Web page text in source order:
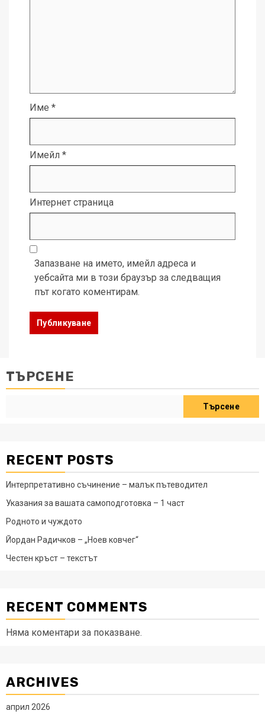
Име *
Имейл *
Интернет страница
Запазване на името, имейл адреса и
уебсайта ми в този браузър за следващия
път когато коментирам.
ТЪРСЕНЕ
Търсене
RECENT POSTS
Интерпретативно съчинение – малък пътеводител
Указания за вашата самоподготовка – 1 част
Родното и чуждото
Йордан Радичков – „Ноев ковчег“
Честен кръст – текстът
RECENT COMMENTS
Няма коментари за показване.
ARCHIVES
април 2026